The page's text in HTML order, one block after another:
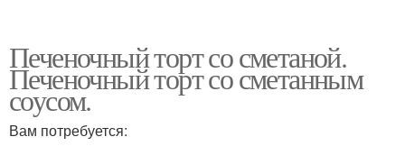
Печеночный торт со сметаной.
Печеночный торт со сметанным
соусом.
Вам потребуется: